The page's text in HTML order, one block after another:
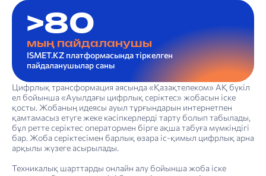
>80
мың пайдаланушы
ISMET.KZ платформасында тіркелген
пайдаланушылар саны
Цифрлық трансформация аясында «Қазақтелеком» АҚ бүкіл
ел бойынша «Ауылдағы цифрлық серіктес» жобасын іске
қосты. Жобаның идеясы ауыл тұрғындарын интернетпен
қамтамасыз етуге жеке кәсіпкерлерді тарту болып табылады,
бұл ретте серіктес оператормен бірге ақша табуға мүмкіндігі
бар. Жоба серіктесімен барлық өзара іс-қимыл цифрлық арна
арқылы жүзеге асырылады.
Техникалық шарттарды онлайн алу бойынша жоба іске